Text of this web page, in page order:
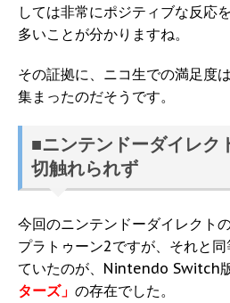
しては非常にポジティブな反応
多いことが分かりますね。
その証拠に、ニコ生での満足度は
集まったのだそうです。
■ニンテンドーダイレク
切触れられず
今回のニンテンドーダイレクト
プラトゥーン2ですが、それと
ていたのが、Nintendo Switch
ターズ」 の存在でした。